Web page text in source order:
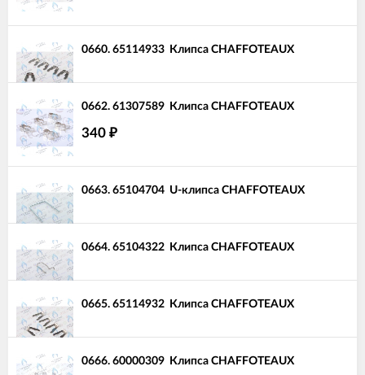
0660. 65114933 Клипса CHAFFOTEAUX
0662. 61307589 Клипса CHAFFOTEAUX
340 ₽
0663. 65104704 U-клипса CHAFFOTEAUX
0664. 65104322 Клипса CHAFFOTEAUX
0665. 65114932 Клипса CHAFFOTEAUX
0666. 60000309 Клипса CHAFFOTEAUX